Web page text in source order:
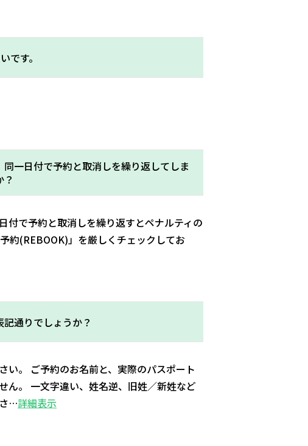
です。
一日付で予約と取消しを繰り返してしま
で予約と取消しを繰り返すとペナルティの
約(REBOOK)」を厳しくチェックしてお
通りでしょうか？
い。 ご予約のお名前と、実際のパスポート
ん。 一文字違い、姓名逆、旧姓／新姓など
…詳細表示